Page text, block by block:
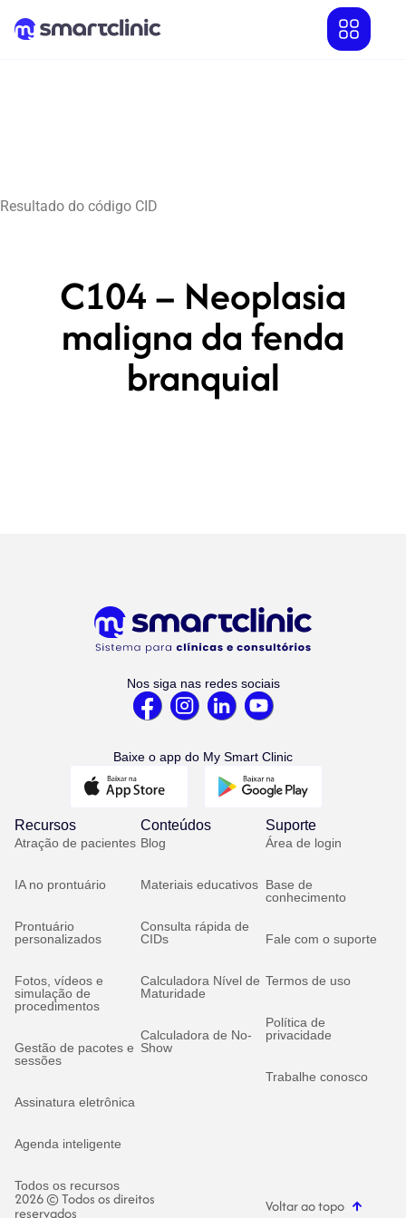
Resultado do código CID
C104 – Neoplasia
maligna da fenda
branquial
Nos siga nas redes sociais
Baixe o app do My Smart Clinic
Recursos
Atração de pacientes
IA no prontuário
Prontuário
personalizados
Fotos, vídeos e
simulação de
procedimentos
Gestão de pacotes e
sessões
Assinatura eletrônica
Agenda inteligente
Todos os recursos
Conteúdos
Blog
Materiais educativos
Consulta rápida de
CIDs
Calculadora Nível de
Maturidade
Calculadora de No-
Show
Suporte
Área de login
Base de
conhecimento
Fale com o suporte
Termos de uso
Política de
privacidade
Trabalhe conosco
2026 © Todos os direitos
reservados Voltar ao topo